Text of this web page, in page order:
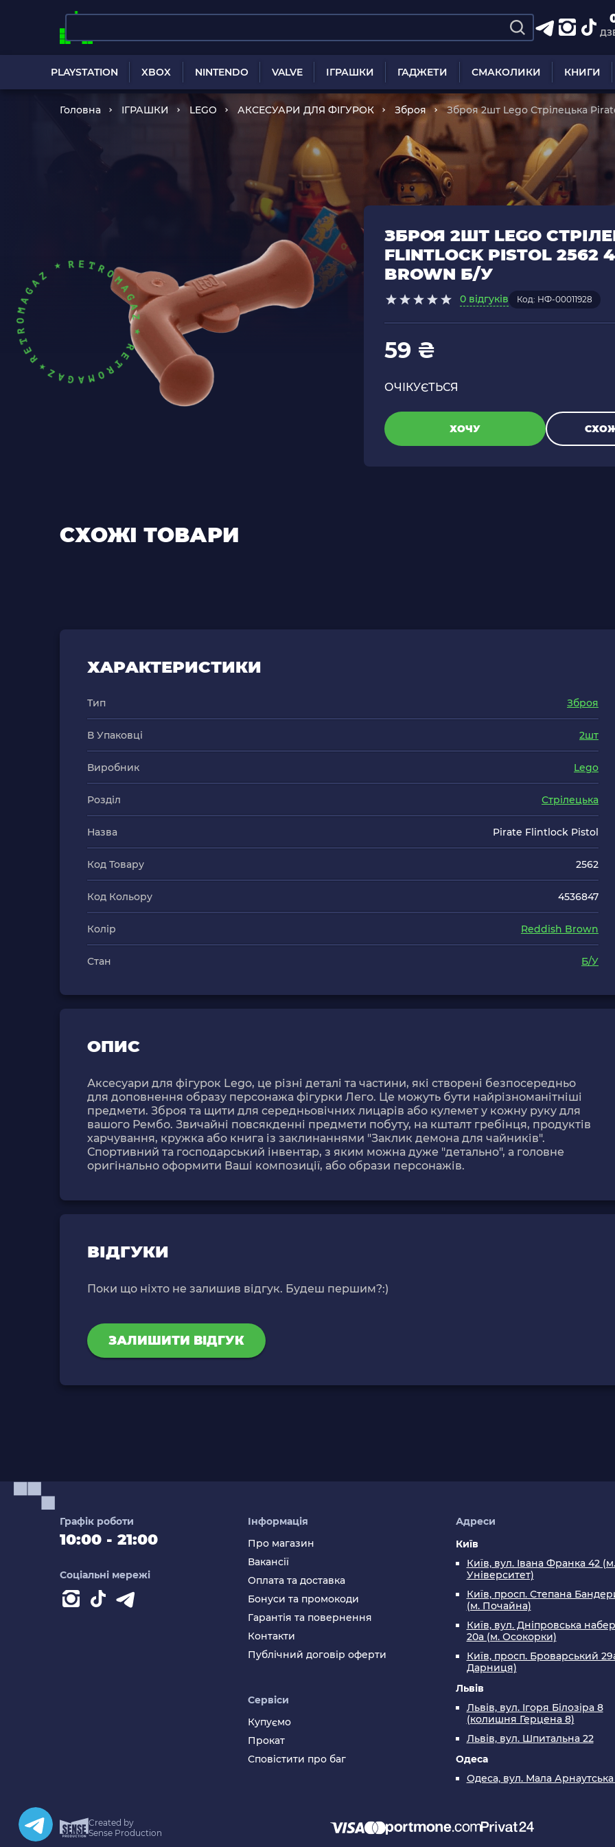
PLAYSTATION XBOX NINTENDO VALVE ІГРАШКИ ГАДЖЕТИ СМАКОЛИКИ КНИГИ
Головна ІГРАШКИ LEGO АКСЕСУАРИ ДЛЯ ФІГУРОК Зброя
Зброя 2шт Lego Стрілецька
Reddish Brown Б/У
ЗБРОЯ 2ШТ LEGO
FLINTLOCK PISTOL 2562
BROWN Б/У
0 відгуків Код: НФ-00011928
59 ₴
ОЧІКУЄТЬСЯ
ХОЧУ
СХОЖІ ТОВАРИ
ХАРАКТЕРИСТИКИ
Тип Зброя
В Упаковці 2шт
Виробник Lego
Розділ Стрілецька
Назва Pirate Flintlock Pistol
Код Товару 2562
Код Кольору 4536847
Колір Reddish Brown
Стан Б/У
ОПИС
Аксесуари для фігурок Lego, це різні деталі та частини, які створені безпосередньо
для доповнення образу персонажа фігурки Лего. Це можуть бути найрізноманітніші
предмети. Зброя та щити для середньовічних лицарів або кулемет у кожну руку для
вашого Рембо. Звичайні повсякденні предмети побуту, на кшталт гребінця, продуктів
харчування, кружка або книга із заклинаннями "Заклик демона для чайників".
Спортивний та господарський інвентар, з яким можна дуже "детально", а головне
оригінально оформити Ваші композиції, або образи персонажів.
ВІДГУКИ
Поки що ніхто не залишив відгук. Будеш першим?:)
ЗАЛИШИТИ ВІДГУК
Графік роботи
10:00 - 21:00
Соціальні мережі
Інформація
Про магазин
Вакансії
Оплата та доставка
Бонуси та промокоди
Гарантія та повернення
Контакти
Публічний договір оферти
Сервіси
Купуємо
Прокат
Сповістити про баг
Адреси
Київ
Київ, вул. Івана Франка 42 (м.
Університет)
Київ, просп. Степана
(м. Почайна)
Київ, вул. Дніпровська
20а (м. Осокорки)
Київ, просп. Броварський
Дарниця)
Львів
Львів, вул. Ігоря Білозіра 8
(колишня Герцена 8)
Львів, вул. Шпитальна 22
Одеса
Одеса, вул. Мала
Created by
Sense Production